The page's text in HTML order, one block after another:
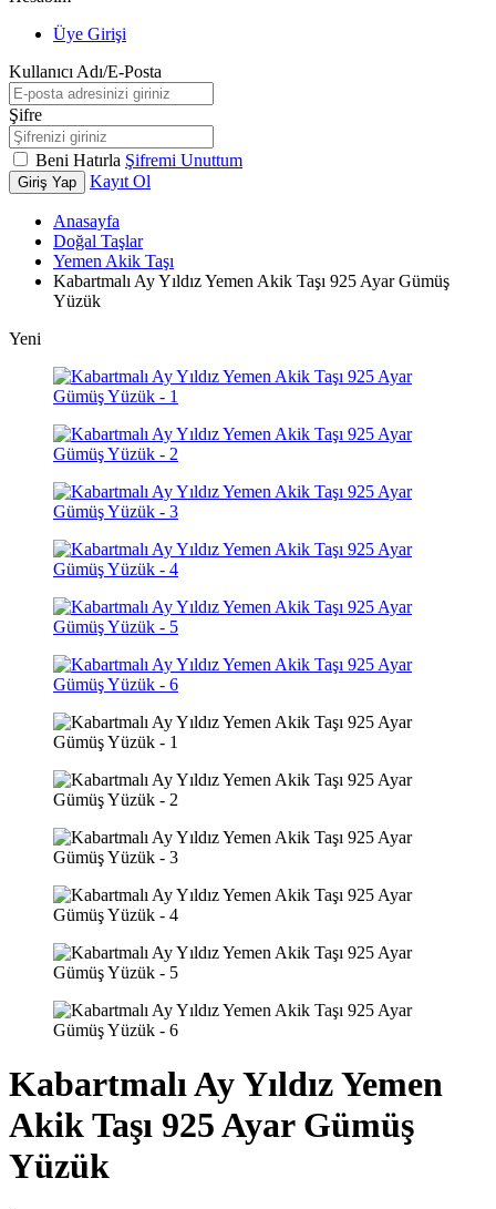
Üye Girişi
Kullanıcı Adı/E-Posta
Şifre
Beni Hatırla Şifremi Unuttum
Giriş Yap Kayıt Ol
Anasayfa
Doğal Taşlar
Yemen Akik Taşı
Kabartmalı Ay Yıldız Yemen Akik Taşı 925 Ayar Gümüş
Yüzük
Yeni
Kabartmalı Ay Yıldız Yemen
Akik Taşı 925 Ayar Gümüş
Yüzük